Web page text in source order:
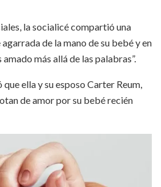
la socialicé compartió una
de la mano de su bebé y en
amado más allá de las palabras”.
ella y su esposo Carter Reum,
de amor por su bebé recién